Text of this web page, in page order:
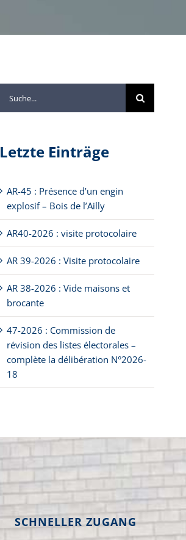
nach:
Letzte Einträge
AR-45 : Présence d’un engin
explosif – Bois de l’Ailly
AR40-2026 : visite protocolaire
AR 39-2026 : Visite protocolaire
AR 38-2026 : Vide maisons et
brocante
47-2026 : Commission de
révision des listes électorales –
complète la délibération N°2026-
18
SCHNELLER ZUGANG